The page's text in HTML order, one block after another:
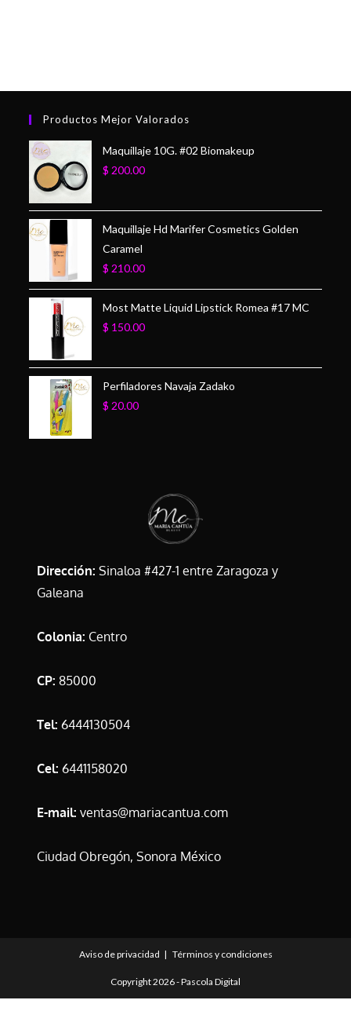
Productos Mejor Valorados
Maquillaje 10G. #02 Biomakeup
$ 200.00
Maquillaje Hd Marifer Cosmetics Golden
Caramel
$ 210.00
Most Matte Liquid Lipstick Romea #17 MC
$ 150.00
Perfiladores Navaja Zadako
$ 20.00
Dirección: Sinaloa #427-1 entre Zaragoza y
Galeana
Colonia: Centro
CP: 85000
Tel: 6444130504
Cel: 6441158020
E-mail: ventas@mariacantua.com
Ciudad Obregón, Sonora México
Aviso de privacidad Términos y condiciones
Copyright 2026 -Pascola Digital